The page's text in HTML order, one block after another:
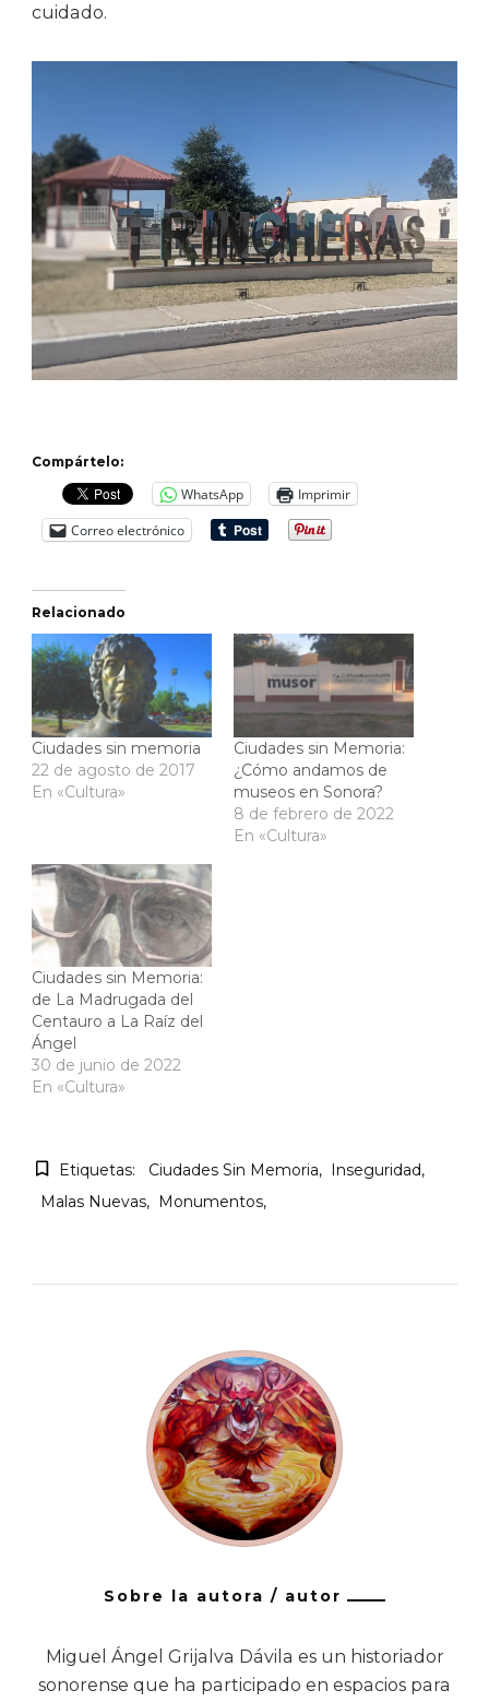
cuidado.
Compártelo:
WhatsApp
Imprimir
Correo electrónico
Relacionado
Ciudades sin memoria
22 de agosto de 2017
En «Cultura»
Ciudades sin Memoria:
¿Cómo andamos de
museos en Sonora?
8 de febrero de 2022
En «Cultura»
Ciudades sin Memoria:
de La Madrugada del
Centauro a La Raíz del
Ángel
30 de junio de 2022
En «Cultura»
Etiquetas: Ciudades Sin Memoria
Inseguridad
Malas Nuevas
Monumentos
Sobre la autora / autor
Miguel Ángel Grijalva Dávila es un historiador
sonorense que ha participado en espacios para